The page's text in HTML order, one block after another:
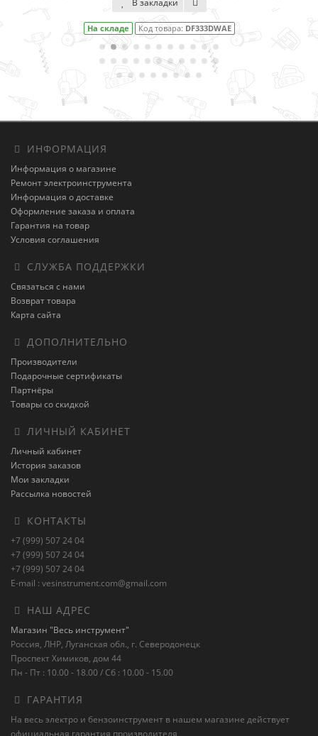
В закладки
На складе Код товара: DF333DWAE
ИНФОРМАЦИЯ
Информация о магазине
Ремонт электроинструмента
Информация о доставке
Оформление заказа и оплата
Гарантия на товар
Условия соглашения
СЛУЖБА ПОДДЕРЖКИ
Связаться с нами
Возврат товара
Карта сайта
ДОПОЛНИТЕЛЬНО
Производители
Подарочные сертификаты
Партнёры
Товары со скидкой
ЛИЧНЫЙ КАБИНЕТ
Личный кабинет
История заказов
Мои закладки
Рассылка новостей
КОНТАКТЫ
+7 (999) 507 24 04
+7 (999) 507 24 04
+7 (999) 507 24 04
E-mail : vesinstrument.com@gmail.com
НАШ АДРЕС
Магазин "Весь инструмент"
Россия, ЛНР, Луганская обл., г. Северодонецк
Проспект Химиков, дом 44
Пн - Пт : 10.00 - 18.00 / Сб : 10.00 - 15.00
ГАРАНТИЯ
На весь электро и бензоинструмент в нашем магазине действует
официальная гарантия производителя